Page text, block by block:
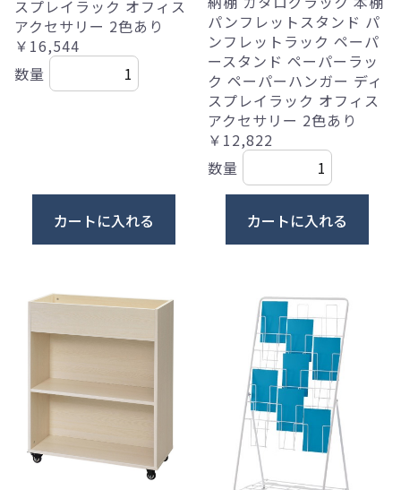
スプレイラック オフィス
アクセサリー 2色あり
￥16,544
数量
カートに入れる
パンフレットスタンド パ
ンフレットラック ペーパ
ースタンド ペーパーラッ
ク ペーパーハンガー ディ
スプレイラック オフィス
アクセサリー 2色あり
￥12,822
数量
カートに入れる